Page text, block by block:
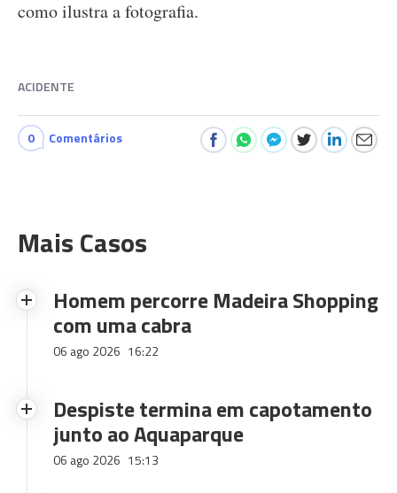
como ilustra a fotografia.
ACIDENTE
0 Comentários
Mais Casos
Homem percorre Madeira Shopping
com uma cabra
06 ago 2026 16:22
Despiste termina em capotamento
junto ao Aquaparque
06 ago 2026 15:13